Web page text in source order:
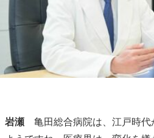
岩瀬 亀田総合病院は、江戸時代